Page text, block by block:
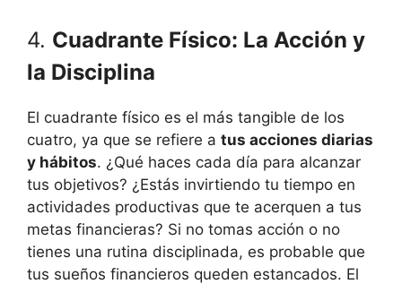
4. Cuadrante Físico: La Acción y
la Disciplina
El cuadrante físico es el más tangible de los
cuatro, ya que se refiere a tus acciones diarias
y hábitos. ¿Qué haces cada día para alcanzar
tus objetivos? ¿Estás invirtiendo tu tiempo en
actividades productivas que te acerquen a tus
metas financieras? Si no tomas acción o no
tienes una rutina disciplinada, es probable que
tus sueños financieros queden estancados. El